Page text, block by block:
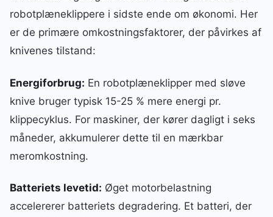
robotplæneklippere i sidste ende om økonomi. Her
er de primære omkostningsfaktorer, der påvirkes af
knivenes tilstand:
Energiforbrug: En robotplæneklipper med sløve
knive bruger typisk 15-25 % mere energi pr.
klippecyklus. For maskiner, der kører dagligt i seks
måneder, akkumulerer dette til en mærkbar
meromkostning.
Batteriets levetid: Øget motorbelastning
accelererer batteriets degradering. Et batteri, der